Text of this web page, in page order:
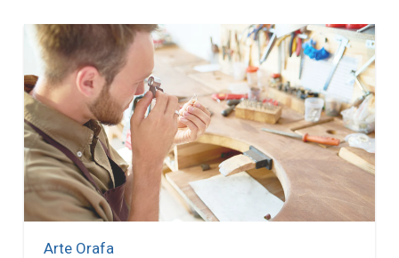
Arte Orafa